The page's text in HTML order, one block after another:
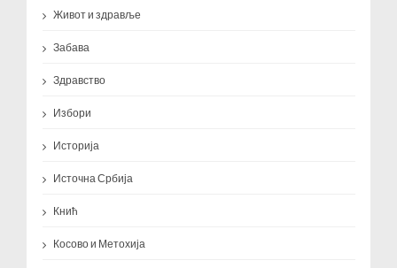
Живот и здравље
Забава
Здравство
Избори
Историја
Источна Србија
Кнић
Косово и Метохија